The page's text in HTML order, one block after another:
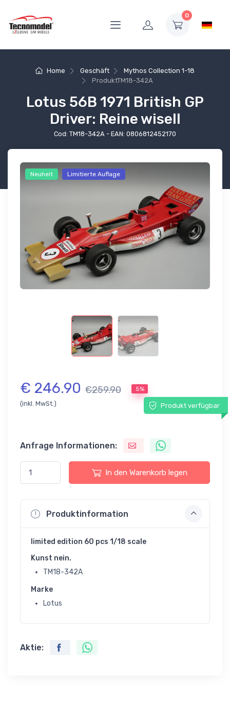
0
Home Geschäft
Mythos Collection 1-18
ProduktTM18-342A
Lotus 56B 1971 British GP
Driver: Reine wisell
Cod: TM18-342A - EAN: 0806812452170
Neuheit Limitierte Auflage
€ 246.90 €259.90 5%
(inkl. MwSt.) Produkt verfügbar
Anfrage Informationen:
In den Warenkorb legen
Produktinformation
limited edition 60 pcs 1/18 scale
Kunst nein.
TM18-342A
Marke
Lotus
Aktie: